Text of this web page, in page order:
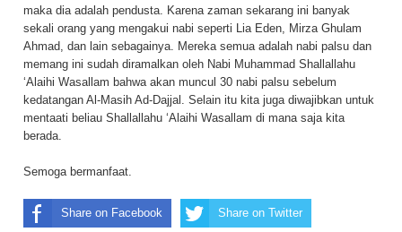
maka dia adalah pendusta. Karena zaman sekarang ini banyak
sekali orang yang mengakui nabi seperti Lia Eden, Mirza Ghulam
Ahmad, dan lain sebagainya. Mereka semua adalah nabi palsu dan
memang ini sudah diramalkan oleh Nabi Muhammad Shallallahu
‘Alaihi Wasallam bahwa akan muncul 30 nabi palsu sebelum
kedatangan Al-Masih Ad-Dajjal. Selain itu kita juga diwajibkan untuk
mentaati beliau Shallallahu ‘Alaihi Wasallam di mana saja kita
berada.
Semoga bermanfaat.
Share on Facebook Share on Twitter